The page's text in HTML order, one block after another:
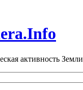
активность Земли